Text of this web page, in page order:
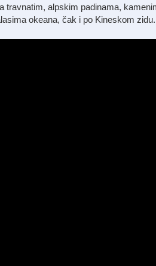
travnatim, alpskim padinama,
okeana, čak i po Kineskom zidu.